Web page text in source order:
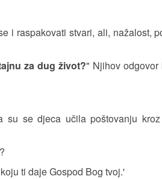
i raspakovati stvari, ali, nažalost,
za dug život?" Njihov odgovor
su se djeca učila poštovanju
ti daje Gospod Bog tvoj.'